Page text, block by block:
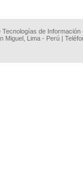
Tecnologías de
Miguel, Lima - Perú |